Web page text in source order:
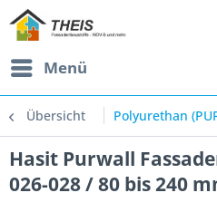
Menü
Übersicht Polyurethan
Hasit Purwall
026-028 / 80 bis 240